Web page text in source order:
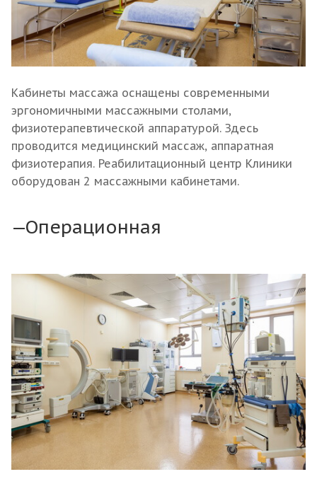
Кабинеты массажа оснащены современными
эргономичными массажными столами,
физиотерапевтической аппаратурой. Здесь
проводится медицинский массаж, аппаратная
физиотерапия. Реабилитационный центр Клиники
оборудован 2 массажными кабинетами.
Операционная